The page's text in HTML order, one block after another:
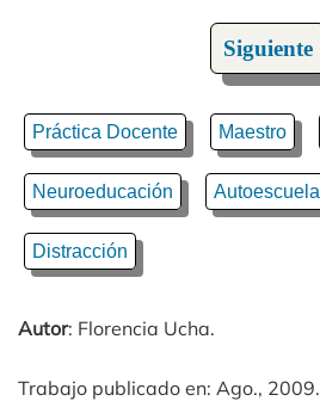
Siguiente
Práctica Docente Maestro
Neuroeducación Autoescuela
Distracción
Autor: Florencia Ucha.
Trabajo publicado en: Ago., 2009.